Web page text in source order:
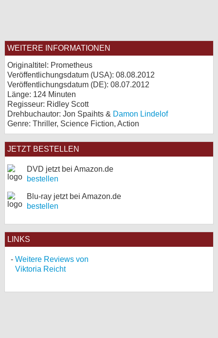
WEITERE INFORMATIONEN
Originaltitel: Prometheus
Veröffentlichungsdatum (USA): 08.08.2012
Veröffentlichungsdatum (DE): 08.07.2012
Länge: 124 Minuten
Regisseur: Ridley Scott
Drehbuchautor: Jon Spaihts & Damon Lindelof
Genre: Thriller, Science Fiction, Action
JETZT BESTELLEN
DVD jetzt bei Amazon.de
bestellen
Blu-ray jetzt bei Amazon.de
bestellen
LINKS
Weitere Reviews von
Viktoria Reicht